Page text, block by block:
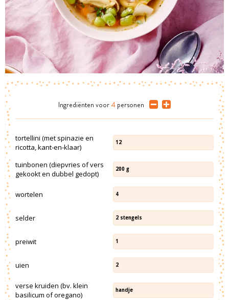
Ingrediënten voor 4 personen
tortellini (met spinazie en
ricotta, kant-en-klaar)
12
tuinbonen (diepvries of vers
gekookt en dubbel gedopt)
200 g
wortelen 4
selder 2 stengels
preiwit 1
uien 2
verse kruiden (bv. klein
basilicum of oregano)
handje